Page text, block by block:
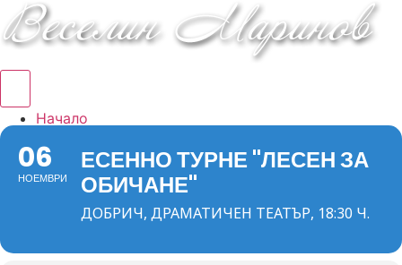
Начало
Концерти
DVD/VHS
За мен
06
НОЕМВРИ
ЕСЕННО ТУРНЕ "ЛЕСЕН ЗА
ОБИЧАНЕ"
ДОБРИЧ, ДРАМАТИЧЕН ТЕАТЪР, 18:30 Ч.